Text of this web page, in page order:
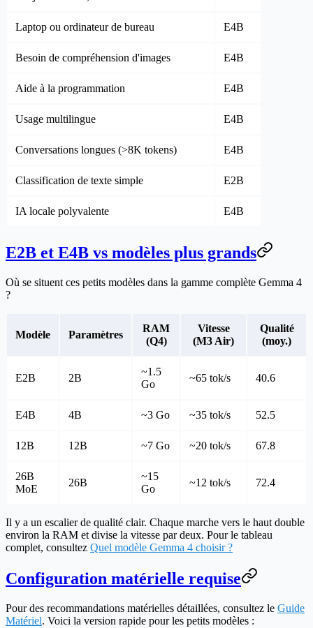
Laptop ou ordinateur de bureau E4B
Besoin de compréhension d'images E4B
Aide à la programmation E4B
Usage multilingue E4B
Conversations longues (>8K tokens) E4B
Classification de texte simple E2B
IA locale polyvalente E4B
E2B et E4B vs modèles plus grands
Où se situent ces petits modèles dans la gamme complète Gemma 4
?
Modèle Paramètres
RAM
(Q4)
Vitesse
(M3 Air)
Qualité
(moy.)
E2B 2B
~1.5
Go
~65 tok/s 40.6
E4B 4B ~3 Go ~35 tok/s 52.5
12B 12B ~7 Go ~20 tok/s 67.8
26B
MoE
26B
~15
Go
~12 tok/s 72.4
Il y a un escalier de qualité clair. Chaque marche vers le haut double
environ la RAM et divise la vitesse par deux. Pour le tableau
complet, consultez Quel modèle Gemma 4 choisir ?
Configuration matérielle requise
Pour des recommandations matérielles détaillées, consultez le Guide
Matériel. Voici la version rapide pour les petits modèles :